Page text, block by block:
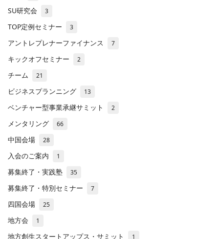
SU研究会 3
TOP定例セミナー 3
アントレプレナーファイナンス 7
キックオフセミナー 2
チーム 21
ビジネスプランニング 13
ベンチャー型事業承継サミット 2
メンタリング 66
中国会場 28
入会のご案内 1
募集終了・実践塾 35
募集終了・特別セミナー 7
四国会場 25
地方会 1
地方創生スタートアップス・サミット 1